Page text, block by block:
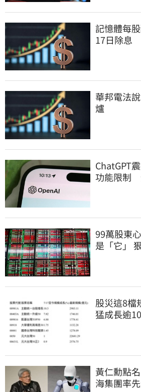
記憶體每
17日除息
華邦電法
爐
ChatGPT
功能限制
99萬股東
是「它」
股災這8
猛成長逾
黃仁勳點
海集團率